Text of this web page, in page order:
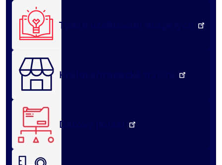
Týden vzdělávání dospělých
Královéhradecké tržiště
Datový portál